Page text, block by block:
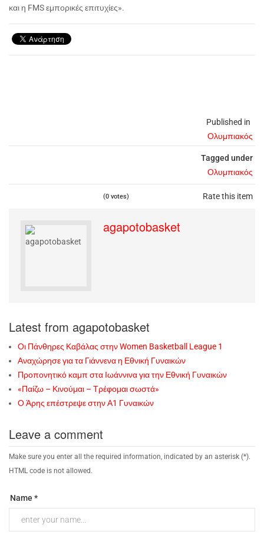
Published in
Ολυμπιακός
Tagged under
Ολυμπιακός
Rate this item
(0 votes)
και η FMS εμπορικές επιτυχίες».
agapotobasket
Latest from agapotobasket
Οι Πάνθηρες Καβάλας στην Women Basketball League 1
Αναχώρησε για τα Γιάννενα η Εθνική Γυναικών
Προπονητικό καμπ στα Ιωάννινα για την Εθνική Γυναικών
«Παίζω – Κινούμαι – Τρέφομαι σωστά»
Ο Άρης επέστρεψε στην Α1 Γυναικών
Leave a comment
Make sure you enter all the required information, indicated by an asterisk (*).
HTML code is not allowed.
Name *